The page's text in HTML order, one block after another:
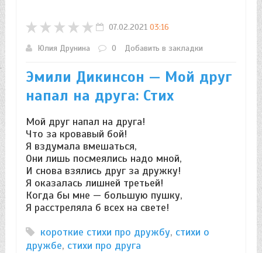
07.02.2021 03:16
Юлия Друнина
0 Добавить в закладки
Эмили Дикинсон — Мой друг
напал на друга: Стих
Мой друг напал на друга!
Что за кровавый бой!
Я вздумала вмешаться,
Они лишь посмеялись надо мной,
И снова взялись друг за дружку!
Я оказалась лишней третьей!
Когда бы мне — большую пушку,
Я расстреляла б всех на свете!
короткие стихи про дружбу, стихи о
дружбе, стихи про друга